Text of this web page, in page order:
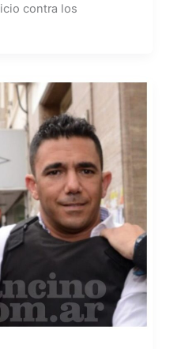
contra los